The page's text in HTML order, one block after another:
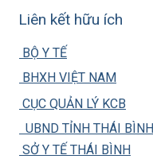
Liên kết hữu ích
BỘ Y TẾ
BHXH VIỆT NAM
CỤC QUẢN LÝ KCB
UBND TỈNH THÁI BÌNH
SỞ Y TẾ THÁI BÌNH